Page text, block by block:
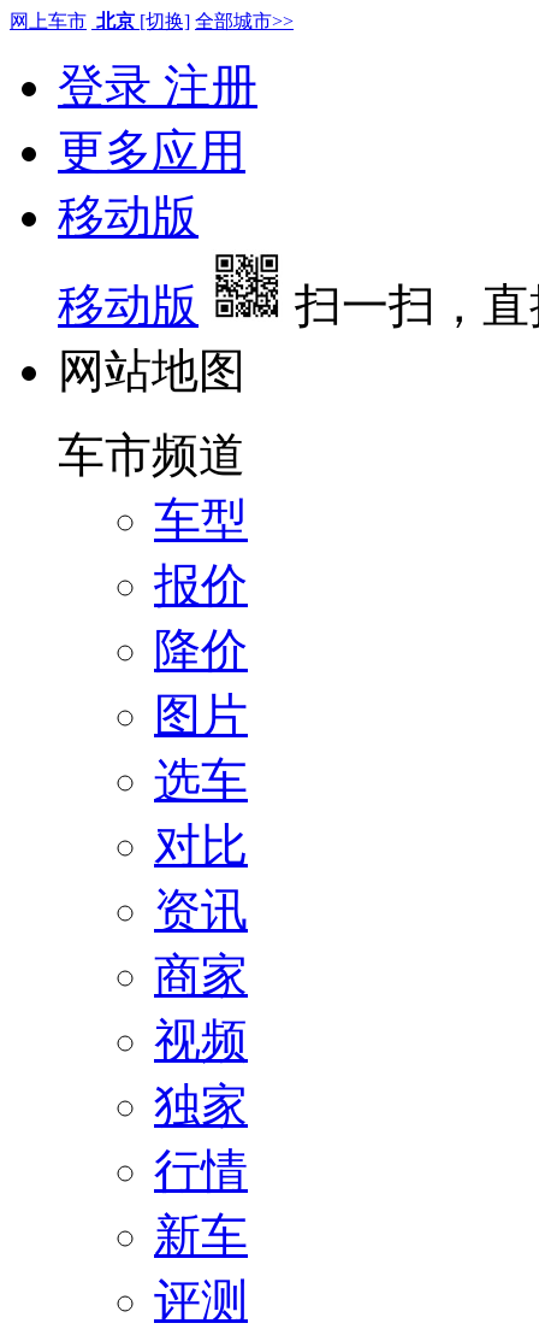
网上车市 北京 [切换] 全部城市>>
登录 注册
更多应用
移动版
移动版
扫一扫，
网站地图
车市频道
车型
报价
降价
图片
选车
对比
资讯
商家
视频
独家
行情
新车
评测